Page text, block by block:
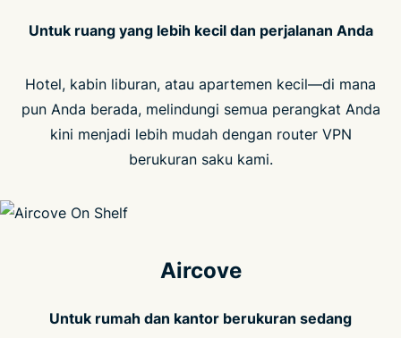
Untuk ruang yang lebih kecil dan perjalanan Anda
Hotel, kabin liburan, atau apartemen kecil—di mana
pun Anda berada, melindungi semua perangkat Anda
kini menjadi lebih mudah dengan router VPN
berukuran saku kami.
Aircove
Untuk rumah dan kantor berukuran sedang